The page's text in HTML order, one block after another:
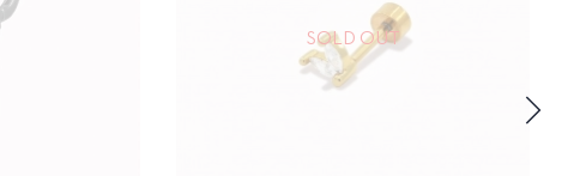
SOLD OUT